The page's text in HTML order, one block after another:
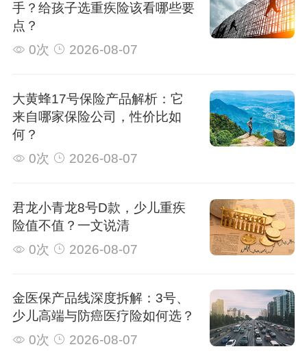
手？给孩子选重疾险该看哪些要
点？
0次
2026-08-07
大黄蜂17号保险产品解析：它
来自哪家保险公司，性价比如
何？
0次
2026-08-07
君龙小青龙8号D款，少儿重疾
险值不值？一文说清
0次
2026-08-07
金医保产品线深度拆解：3号、
少儿高端与防癌医疗险如何选？
0次
2026-08-07